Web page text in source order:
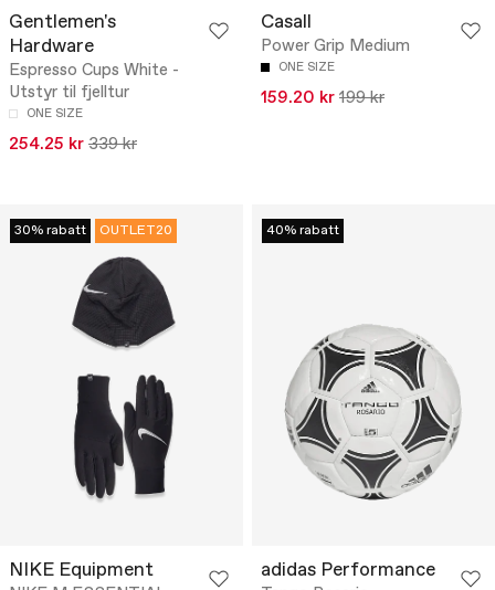
Gentlemen's
Hardware
Espresso Cups White -
Utstyr til fjelltur
ONE SIZE
254.25 kr 339 kr
Casall
Power Grip Medium
ONE SIZE
159.20 kr 199 kr
30% rabatt OUTLET20
NIKE Equipment
40% rabatt
adidas Performance